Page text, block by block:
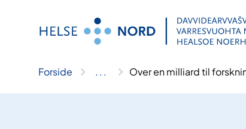
Forside .. . Over en milliard til